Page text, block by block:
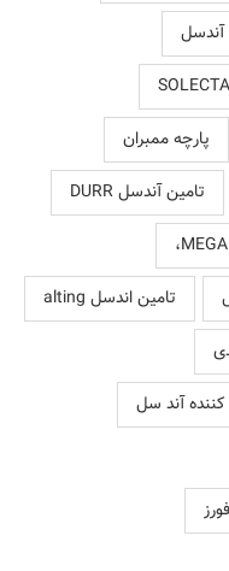
آندسل
پارچه ممبران
تامین آندسل DURR
تامین اندسل alting
کننده آند سل